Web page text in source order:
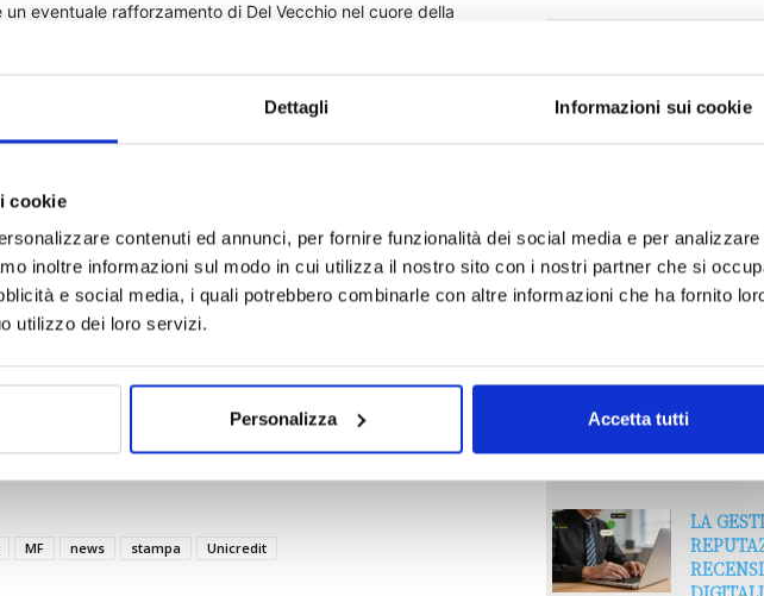
Dettagli Informazioni sui cookie
cookie
contenuti ed annunci, per fornire funzionalità dei social media e per analizzare
inoltre informazioni sul modo in cui utilizza il nostro sito con i nostri partner che si
e social media, i quali potrebbero combinarle con altre informazioni che ha fornito
utilizzo dei loro servizi.
Personalizza Accetta tutti
eventuale rafforzamento di Del Vecchio nel cuore della
All’estero, per esempio, gruppi internazionali come
effetti di un terremoto in Mediobanca sulle Generali . Sul
molto attenta agli equilibri nella Galassia del Nord e non è
allo scoperto.
nei giorni scorsi il deputato della Lega Giulio
sulle vicende. «Ho deciso di interrogare il
spiega il testo del documento, «poiché non si
imprenditoriale, ma anche di depotenziare il sistema
il controllo di due entità fondamentali per l’ecosistema
inquirenti hanno insomma acceso un faro sull’asse Milano-
MF news stampa Unicredit
IL MENSILE
LUGLIO-
LA